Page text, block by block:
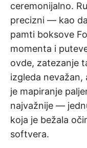
ceremonijalno.
precizni — kao
pamti boksove
momenta i
ovde, zatezanje
izgleda nevažan,
je mapiranje
najvažnije —
koja je bežala
softvera.